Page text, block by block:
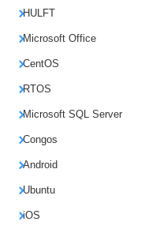
HULFT
Microsoft Office
CentOS
RTOS
Microsoft SQL Server
Congos
Android
Ubuntu
iOS